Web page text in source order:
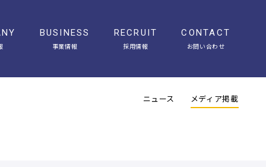
ニュース メディア掲載
BUSINESS
事業情報
RECRUIT
採用情報
CONTACT
お問い合わせ